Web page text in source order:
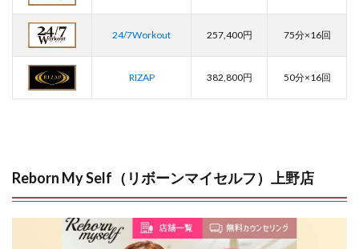
24/7Workout 257,400円 75分×16回
RIZAP 382,800円 50分×16回
Reborn My Self（リボーンマイセルフ）上野店